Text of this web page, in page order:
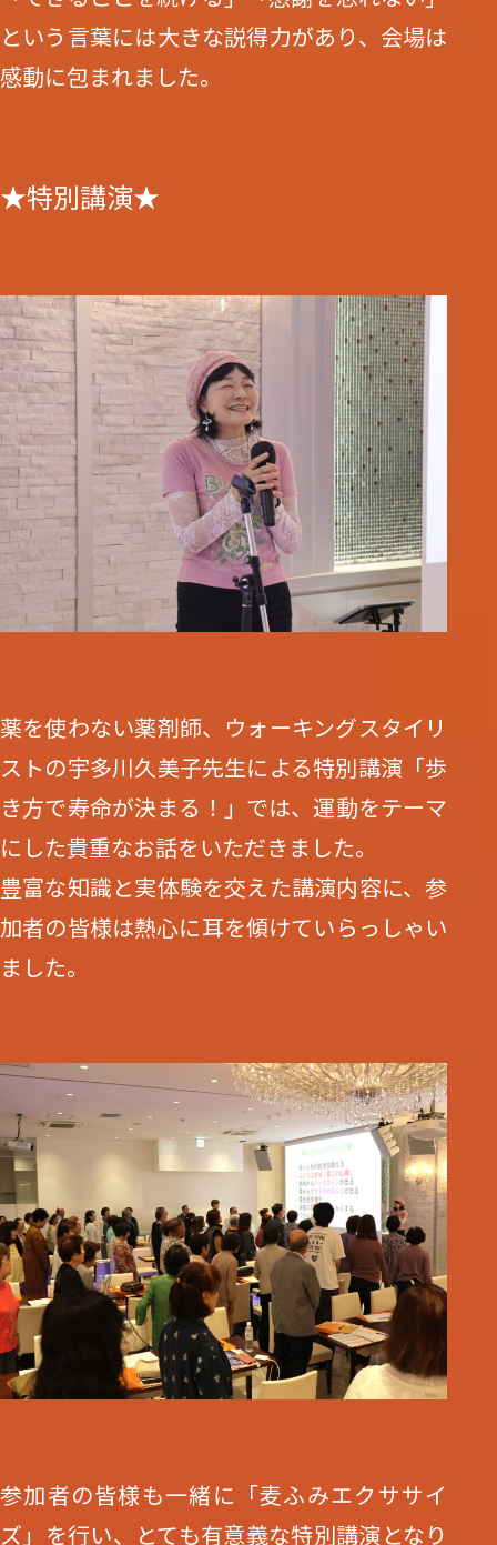
という言葉には大きな説得力があり、会場は
感動に包まれました。
★特別講演★
薬を使わない薬剤師、ウォーキングスタイリ
ストの宇多川久美子先生による特別講演「歩
き方で寿命が決まる！」では、運動をテーマ
にした貴重なお話をいただきました。
豊富な知識と実体験を交えた講演内容に、参
加者の皆様は熱心に耳を傾けていらっしゃい
ました。
参加者の皆様も一緒に「麦ふみエクササイ
ズ」を行い、とても有意義な特別講演となり